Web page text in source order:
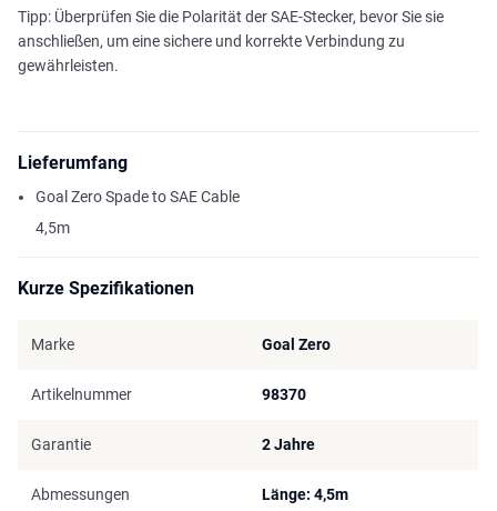
Tipp: Überprüfen Sie die Polarität der SAE-Stecker, bevor Sie sie
anschließen, um eine sichere und korrekte Verbindung zu
gewährleisten.
Lieferumfang
Goal Zero Spade to SAE Cable
4,5m
Kurze Spezifikationen
Marke Goal Zero
Artikelnummer 98370
Garantie 2 Jahre
Abmessungen Länge: 4,5m